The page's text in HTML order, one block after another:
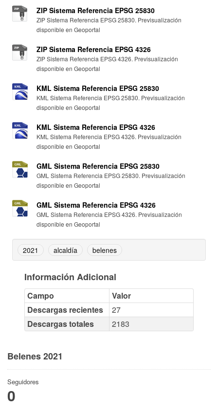
ZIP Sistema Referencia EPSG 25830
ZIP Sistema Referencia EPSG 25830. Previsualización
disponible en Geoportal
ZIP Sistema Referencia EPSG 4326
ZIP Sistema Referencia EPSG 4326. Previsualización
disponible en Geoportal
KML Sistema Referencia EPSG 25830
KML Sistema Referencia EPSG 25830. Previsualización
disponible en Geoportal
KML Sistema Referencia EPSG 4326
KML Sistema Referencia EPSG 4326. Previsualización
disponible en Geoportal
GML Sistema Referencia EPSG 25830
GML Sistema Referencia EPSG 25830. Previsualización
disponible en Geoportal
GML Sistema Referencia EPSG 4326
GML Sistema Referencia EPSG 4326. Previsualización
disponible en Geoportal
2021 alcaldía belenes
Información Adicional
Campo
Valor
Descargas recientes
27
Descargas totales
2183
Belenes 2021
Seguidores
0